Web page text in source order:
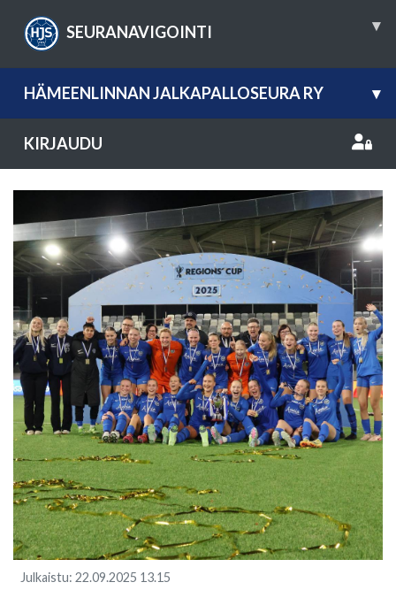
SEURANAVIGOINTI ▾
HÄMEENLINNAN JALKAPALLOSEURA RY ▾
KIRJAUDU
Julkaistu: 22.09.2025 13.15